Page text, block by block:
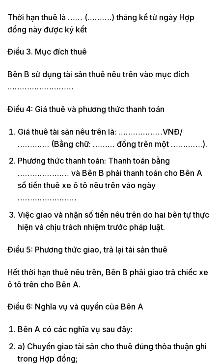
Thời hạn thuê là …… (……….) tháng kể từ ngày Hợp
đồng này được ký kết
Điều 3. Mục đích thuê
Bên B sử dụng tài sản thuê nêu trên vào mục đích
………………………
Điều 4: Giá thuê và phương thức thanh toán
Giá thuê tài sản nêu trên là: ………………VNĐ/
…………. (Bằng chữ: ……… đồng trên một ………….).
Phương thức thanh toán: Thanh toán bằng
………………… và Bên B phải thanh toán cho Bên A
số tiền thuê xe ô tô nêu trên vào ngày
……………………
Việc giao và nhận số tiền nêu trên do hai bên tự thực
hiện và chịu trách nhiệm trước pháp luật.
Điều 5: Phương thức giao, trả lại tài sản thuê
Hết thời hạn thuê nêu trên, Bên B phải giao trả chiếc xe
ô tô trên cho Bên A.
Điều 6: Nghĩa vụ và quyền của Bên A
Bên A có các nghĩa vụ sau đây:
a) Chuyển giao tài sản cho thuê đúng thỏa thuận ghi
trong Hợp đồng;